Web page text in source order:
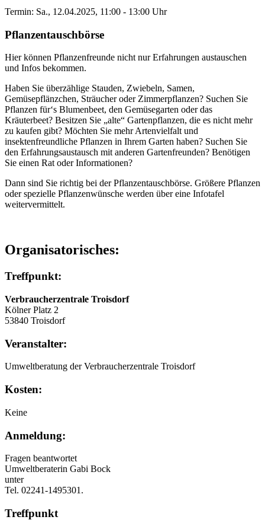
Termin: Sa., 12.04.2025, 11:00 - 13:00 Uhr
Pflanzentauschbörse
Hier können Pflanzenfreunde nicht nur Erfahrungen austauschen
und Infos bekommen.
Haben Sie überzählige Stauden, Zwiebeln, Samen,
Gemüsepflänzchen, Sträucher oder Zimmerpflanzen? Suchen Sie
Pflanzen für‘s Blumenbeet, den Gemüsegarten oder das
Kräuterbeet? Besitzen Sie „alte“ Gartenpflanzen, die es nicht mehr
zu kaufen gibt? Möchten Sie mehr Artenvielfalt und
insektenfreundliche Pflanzen in Ihrem Garten haben? Suchen Sie
den Erfahrungsaustausch mit anderen Gartenfreunden? Benötigen
Sie einen Rat oder Informationen?
Dann sind Sie richtig bei der Pflanzentauschbörse. Größere Pflanzen
oder spezielle Pflanzenwünsche werden über eine Infotafel
weitervermittelt.
Organisatorisches:
Treffpunkt:
Verbraucherzentrale Troisdorf
Kölner Platz 2
53840 Troisdorf
Veranstalter:
Umweltberatung der Verbraucherzentrale Troisdorf
Kosten:
Keine
Anmeldung:
Fragen beantwortet
Umweltberaterin Gabi Bock
unter
Tel. 02241-1495301.
Treffpunkt